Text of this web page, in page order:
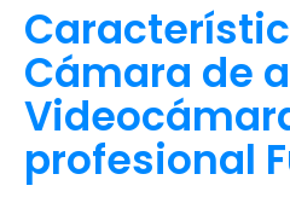
Cámara de
profesional